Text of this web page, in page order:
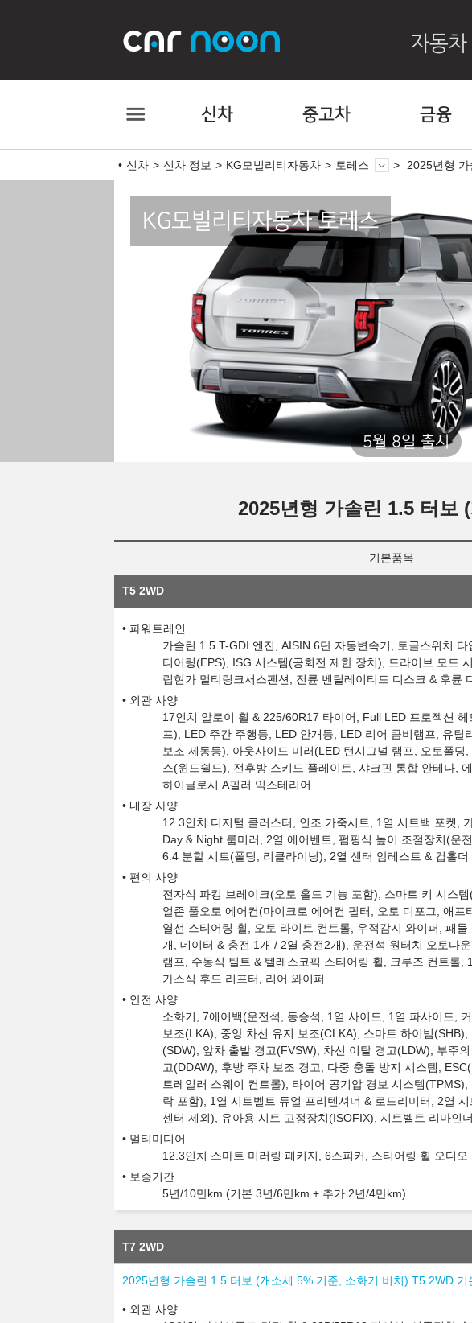
신차 중고차 금융
신차 신차 정보 KG모빌리티자동차 토레스 2025년형
KG모빌리티자동차 토레스
5월 8일 출시
2025년형 가솔린 1.5 터보
기본품목
T5 2WD
파워트레인
가솔린 1.5 T-GDI 엔진, AISIN 6단 자동변속기, 토글스위치
티어링(EPS), ISG 시스템(공회전 제한 장치), 드라이브 모드
립현가 멀티링크서스펜션, 전륜 벤틸레이티드 디스크 & 후륜
외관 사양
17인치 알로이 휠 & 225/60R17 타이어, Full LED 프로젝션
프), LED 주간 주행등, LED 안개등, LED 리어 콤비램프, 유틸
보조 제동등), 아웃사이드 미러(LED 턴시그널 램프, 오토폴딩
스(윈드쉴드), 전후방 스키드 플레이트, 샤크핀 통합 안테나,
하이글로시 A필러 익스테리어
내장 사양
12.3인치 디지털 클러스터, 인조 가죽시트, 1열 시트백 포켓,
Day & Night 룸미러, 2열 에어벤트, 펌핑식 높이 조절장치(운
6:4 분할 시트(폴딩, 리클라이닝), 2열 센터 암레스트 & 컵홀더
편의 사양
전자식 파킹 브레이크(오토 홀드 기능 포함), 스마트 키 시스
얼존 풀오토 에어컨(마이크로 에어컨 필터, 오토 디포그, 애프
열선 스티어링 휠, 오토 라이트 컨트롤, 우적감지 와이퍼, 패
개, 데이터 & 충전 1개 / 2열 충전2개), 운전석 원터치 오토다
램프, 수동식 틸트 & 텔레스코픽 스티어링 휠, 크루즈 컨트롤,
가스식 후드 리프터, 리어 와이퍼
안전 사양
소화기, 7에어백(운전석, 동승석, 1열 사이드, 1열 파사이드,
보조(LKA), 중앙 차선 유지 보조(CLKA), 스마트 하이빔
(SDW), 앞차 출발 경고(FVSW), 차선 이탈 경고(LDW), 부주
고(DDAW), 후방 주차 보조 경고, 다중 충돌 방지 시스템,
트레일러 스웨이 컨트롤), 타이어 공기압 경보 시스템
락 포함), 1열 시트벨트 듀얼 프리텐셔너 & 로드리미터, 2열
센터 제외), 유아용 시트 고정장치(ISOFIX), 시트벨트 리마인
멀티미디어
12.3인치 스마트 미러링 패키지, 6스피커, 스티어링 휠 오디
보증기간
5년/10만km (기본 3년/6만km + 추가 2년/4만km)
T7 2WD
2025년형 가솔린 1.5 터보 (개소세 5% 기준, 소화기 비치) T5 2WD 기
외관 사양